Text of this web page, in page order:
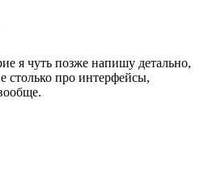
я чуть позже напишу детально,
столько про интерфейсы,